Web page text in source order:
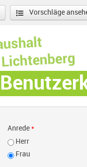
Vorschläge
Anrede *
Herr
Frau